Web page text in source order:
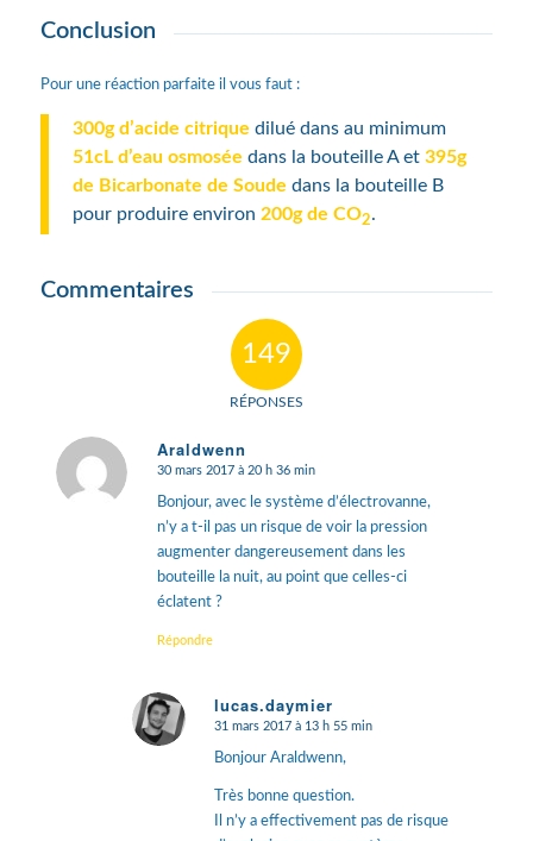
Conclusion
Pour une réaction parfaite il vous faut :
300g d’acide citrique dilué dans au minimum
51cL d’eau osmosée dans la bouteille A et 395g
de Bicarbonate de Soude dans la bouteille B
pour produire environ 200g de CO2.
Commentaires
149
RÉPONSES
Araldwenn
dit
:
30 mars 2017 à 20 h 36 min
Bonjour, avec le système d’électrovanne,
n’y a t-il pas un risque de voir la pression
augmenter dangereusement dans les
bouteille la nuit, au point que celles-ci
éclatent ?
Répondre
lucas.daymier
dit
31 mars 2017 à 13 h 55 min
Bonjour Araldwenn,
Très bonne question.
Il n’y a effectivement pas de risque